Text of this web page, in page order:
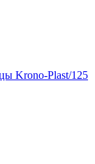
Krono-Plast/125